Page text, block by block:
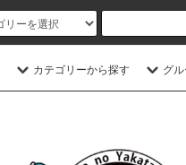
カテゴリーから探す グ